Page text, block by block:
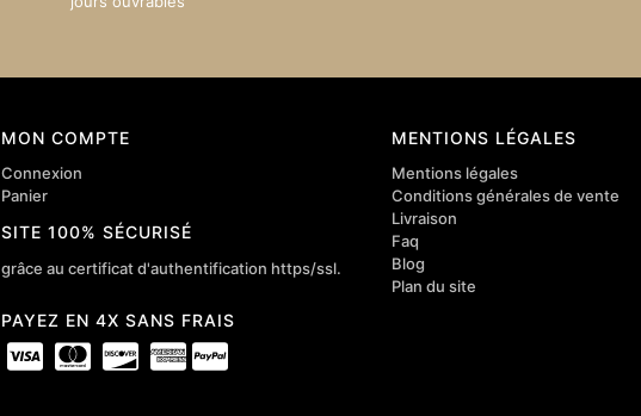
MON COMPTE
Connexion
Panier
SITE 100% SÉCURISÉ
grâce au certificat d'authentification https/ssl.
PAYEZ EN 4X SANS FRAIS
MENTIONS LÉGALES
Mentions légales
Conditions générales de vente
Livraison
Faq
Blog
Plan du site